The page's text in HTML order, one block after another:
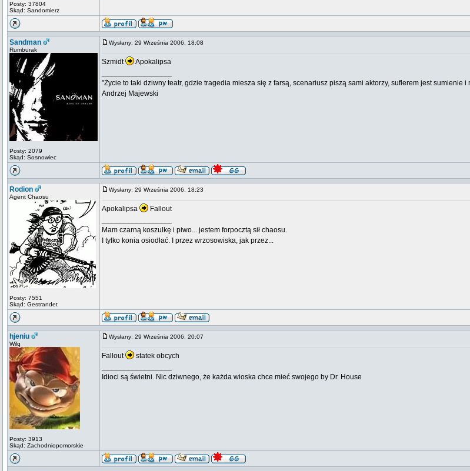
Posty: 37804
Skąd: Sandomierz
Sandman
Rumburak
Posty: 2079
Skąd: Sosnowiec
Wysłany: 29 Września 2006, 18:08
Szmidt
Apokalipsa
"Życie to taki dziwny teatr, gdzie tragedia miesza się z farsą, scenariusz piszą sami aktorzy, suflerem jest sumienie
Andrzej Majewski
Rodion
Agent Chaosu
Posty: 7551
Skąd: Gestrandet
Wysłany: 29 Września 2006, 18:23
Apokalipsa
Fallout
Mam czarną koszulkę i piwo... jestem forpocztą sił chaosu.
I tylko konia osiodłać. I przez wrzosowiska, jak przez...
hjeniu
Wilq
Posty: 3913
Skąd: Zachodniopomorskie
Wysłany: 29 Września 2006, 20:07
Fallout
statek obcych
Idioci są świetni. Nic dziwnego, że każda wioska chce mieć swojego by Dr. House